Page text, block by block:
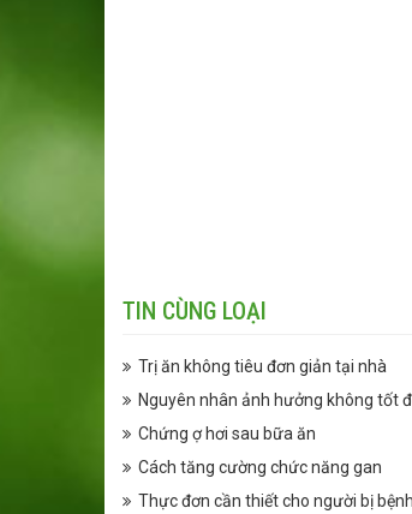
TIN CÙNG LOẠI
Trị ăn không tiêu đơn giản tại nhà
Nguyên nhân ảnh hưởng không tốt
Chứng ợ hơi sau bữa ăn
Cách tăng cường chức năng gan
Thực đơn cần thiết cho người bị